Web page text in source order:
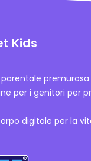
Kids
per i genitori per
digitale per la